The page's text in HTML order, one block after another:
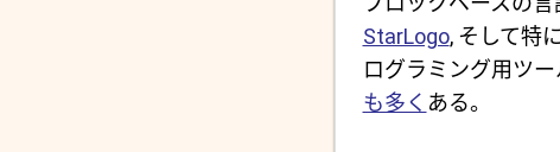
StarLogo, そして特
ログラミング用ツ
も多く ある。